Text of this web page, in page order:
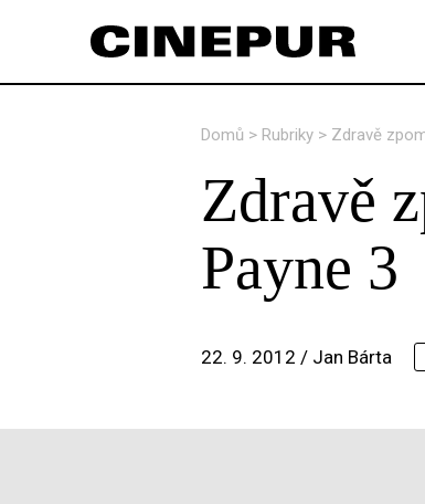
Domů > Rubriky > Zdravě
Zdravě
Payne 3
22. 9. 2012 / Jan Bárta